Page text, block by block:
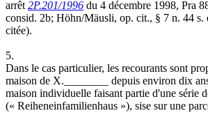
arrêt 2P.201/1996 du 4 décembre 1998, Pra
consid. 2b; Höhn/Mäusli, op. cit., § 7 n. 44 s.
citée).
5.
Dans le cas particulier, les recourants sont
maison de X.________ depuis environ dix
maison individuelle faisant partie d'une série
(« Reiheneinfamilienhaus »), sise sur une